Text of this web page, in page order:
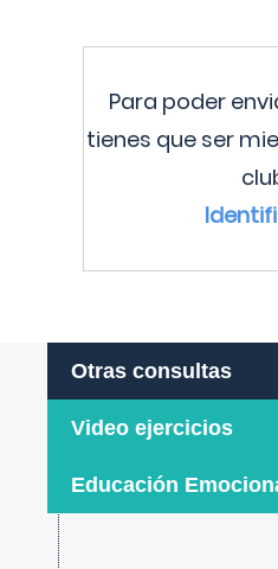
Para poder
tienes que ser
Otras consultas
Video ejercicios
Educación